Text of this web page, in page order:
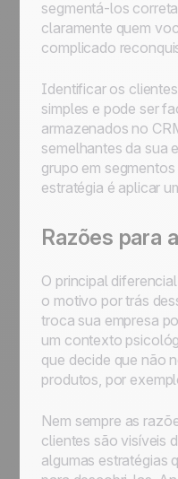
segmentá-los
claramente quem
complicado
Identificar os
simples e pode ser
armazenados no
semelhantes da sua
grupo em
estratégia é aplicar
Razões para
O principal
o motivo por trás
troca sua empresa
um contexto
que decide que não
produtos, por
Nem sempre as
clientes são visíveis
algumas estratégias